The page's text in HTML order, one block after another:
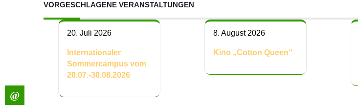
VORGESCHLAGENE VERANSTALTUNGEN
20. Juli 2026
Internationaler
Sommercampus vom
20.07.-30.08.2026
8. August 2026
Kino „Cotton Queen“